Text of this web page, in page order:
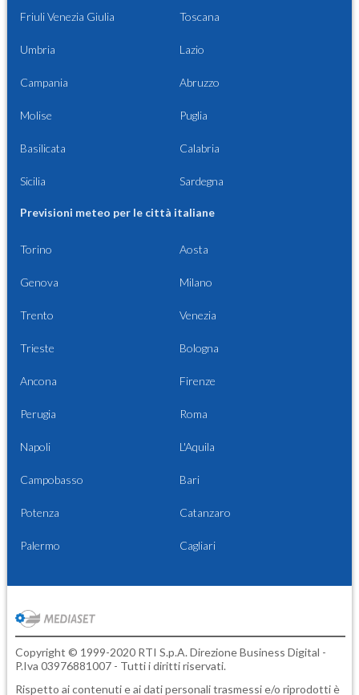
Friuli Venezia Giulia Toscana
Umbria Lazio
Campania Abruzzo
Molise Puglia
Basilicata Calabria
Sicilia Sardegna
Previsioni meteo per le città italiane
Torino Aosta
Genova Milano
Trento Venezia
Trieste Bologna
Ancona Firenze
Perugia Roma
Napoli L'Aquila
Campobasso Bari
Potenza Catanzaro
Palermo Cagliari
Copyright © 1999-2020 RTI S.p.A. Direzione Business Digital -
P.Iva 03976881007 - Tutti i diritti riservati.
Rispetto ai contenuti e ai dati personali trasmessi e/o riprodotti è